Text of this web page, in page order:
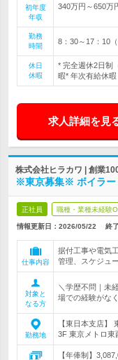
初年度
年収
340万円～650万
勤務
時間
8：30～17：10
休日
休暇
* 完全週休2日制
暇* 年次有給休
求人詳細を見
株式会社ヒラカワ | 創業
※東京募集※ ボイラー
正社員 職種・業種未経験
情報更新日：2026/05/22 終
仕事内容
据付工事や電気
管理、スケジュ
対象と
なる方
＼学歴不問｜未
場での経験がな
勤務地
【東日本支店】
3F 東京メトロ東
【年俸制】